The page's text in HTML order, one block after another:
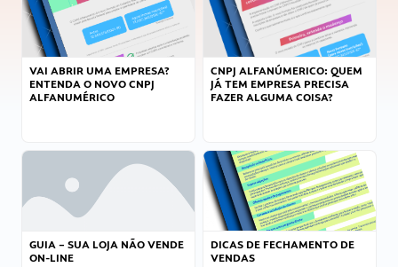
VAI ABRIR UMA EMPRESA?
ENTENDA O NOVO CNPJ
ALFANUMÉRICO
CNPJ ALFANÚMERICO: QUEM
JÁ TEM EMPRESA PRECISA
FAZER ALGUMA COISA?
GUIA – SUA LOJA NÃO VENDE
ON-LINE
DICAS DE FECHAMENTO DE
VENDAS